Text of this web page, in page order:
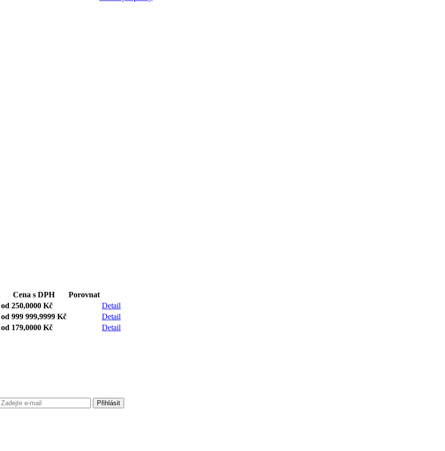
Cena s DPH
Porovnat
od 250,0000 Kč
Detail
od 999 999,9999 Kč
Detail
od 179,0000 Kč Detail
Přihlásit